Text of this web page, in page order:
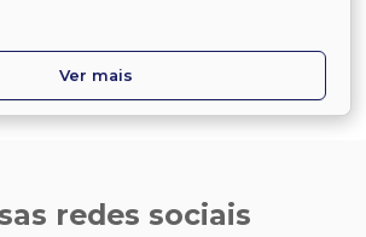
Ver mais
redes sociais